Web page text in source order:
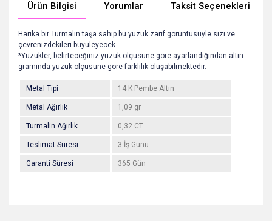
Ürün Bilgisi Yorumlar Taksit Seçenekleri
Harika bir Turmalin taşa sahip bu yüzük zarif görüntüsüyle sizi ve
çevrenizdekileri büyüleyecek.
*Yüzükler, belirteceğiniz yüzük ölçüsüne göre ayarlandığından altın
gramında yüzük ölçüsüne göre farklılık oluşabilmektedir.
Metal Tipi 14 K Pembe Altın
Metal Ağırlık 1,09 gr
Turmalin Ağırlık 0,32 CT
Teslimat Süresi 3 İş Günü
Garanti Süresi 365 Gün